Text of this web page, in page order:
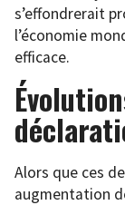
s’effondrerait
l’économie
efficace.
Alors que ces
augmentation